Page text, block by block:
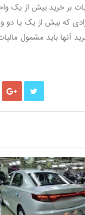
بر خرید بیش از یک
که بیش از یک یا دو
آنها باید مشمول